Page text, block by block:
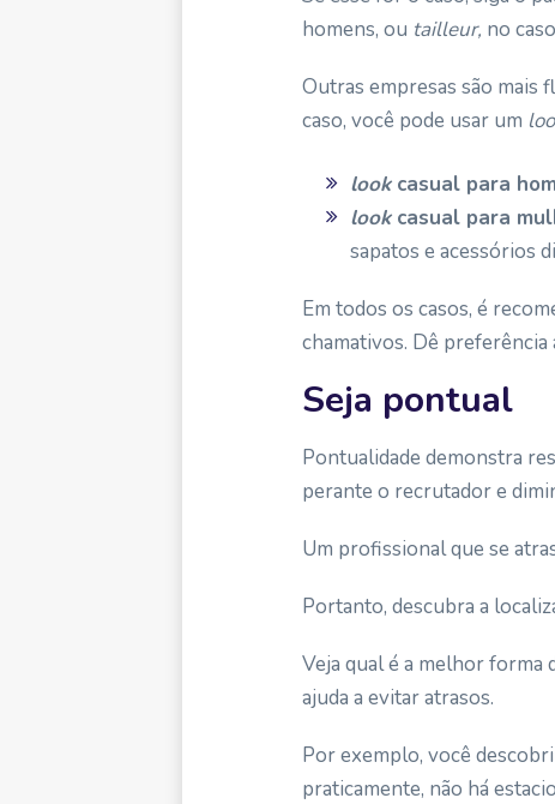
homens, ou tailleur, no
Outras empresas são mais
caso, você pode usar um
lookcasual para
lookcasual para
sapatos e acessórios
Em todos os casos, é
chamativos. Dê preferência
Seja pontual
Pontualidade demonstra
perante o recrutador e
Um profissional que se
Portanto, descubra a
Veja qual é a melhor forma
ajuda a evitar atrasos.
Por exemplo, você
praticamente, não há